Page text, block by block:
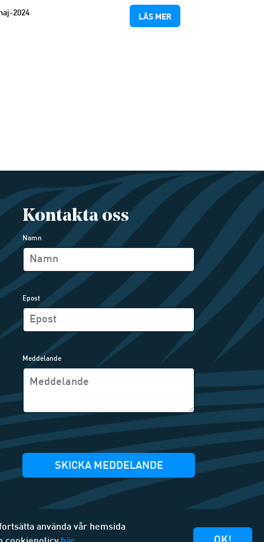
2024 LÄS MER
Kontakta oss
Namn
Epost
Meddelande
SKICKA MEDDELANDE
använda vår hemsida